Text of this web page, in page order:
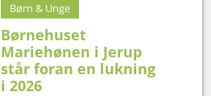
Børn & Unge
Børnehuset
Mariehønen i Jerup
står foran en lukning
i 2026